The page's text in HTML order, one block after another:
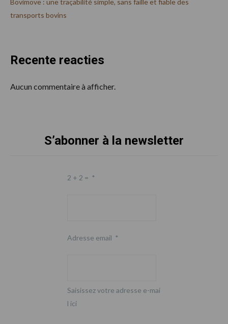
transports bovins
Recente reacties
Aucun commentaire à afficher.
S’abonner à la newsletter
2 + 2 = *
Adresse email *
Saisissez votre adresse e-mai
l ici